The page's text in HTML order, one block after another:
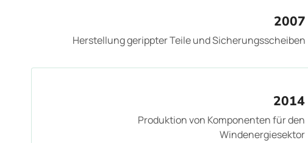
2007
Herstellung gerippter Teile und Sicherungsscheiben
2014
Produktion von Komponenten für den
Windenergiesektor